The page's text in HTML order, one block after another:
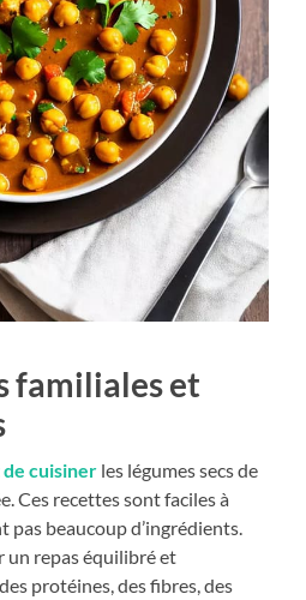
familiales et
cuisiner les légumes secs de
Ces recettes sont faciles à
pas beaucoup d’ingrédients.
un repas équilibré et
protéines, des fibres, des